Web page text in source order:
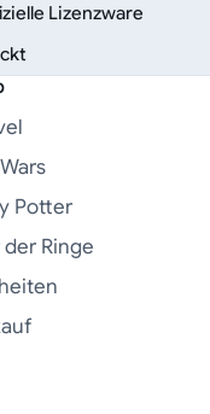
Lizenzware
Potter
der Ringe